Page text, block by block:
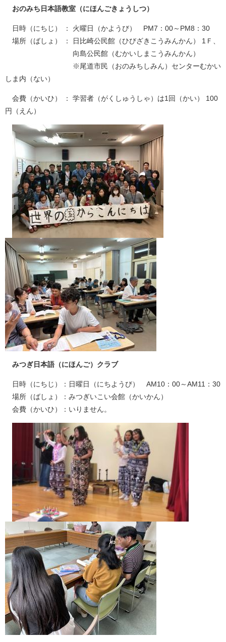
おのみち日本語教室（にほんごきょうしつ）
日時（にちじ） ： 火曜日（かようび） PM7：00～PM8：30
場所（ばしょ） ： 日比崎公民館（ひびざきこうみんかん） 1Ｆ、
向島公民館（むかいしまこうみんかん）
※尾道市民（おのみちしみん）センターむかい
しま内（ない）
会費（かいひ） ： 学習者（がくしゅうしゃ）は1回（かい） 100
円（えん）
みつぎ日本語（にほんご）クラブ
日時（にちじ）：日曜日（にちようび） AM10：00～AM11：30
場所（ばしょ）：みつぎいこい会館（かいかん）
会費（かいひ）：いりません。